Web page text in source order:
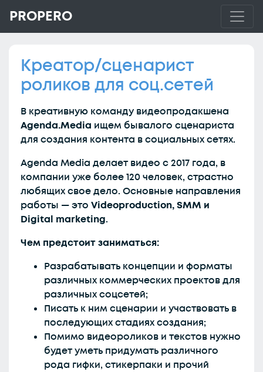
PROPERO
Креатор/сценарист
роликов для соц.сетей
В креативную команду видеопродакшена
Agenda.Media ищем бывалого сценариста
для создания контента в социальных сетях.
Agenda Media делает видео с 2017 года, в
компании уже более 120 человек, страстно
любящих свое дело. Основные направления
работы — это Videoproduction, SMM и
Digital marketing.
Чем предстоит заниматься:
Разрабатывать концепции и форматы
различных коммерческих проектов для
различных соцсетей;
Писать к ним сценарии и участвовать в
последующих стадиях создания;
Помимо видеороликов и текстов нужно
будет уметь придумать различного
рода гифки, стикерпаки и прочий